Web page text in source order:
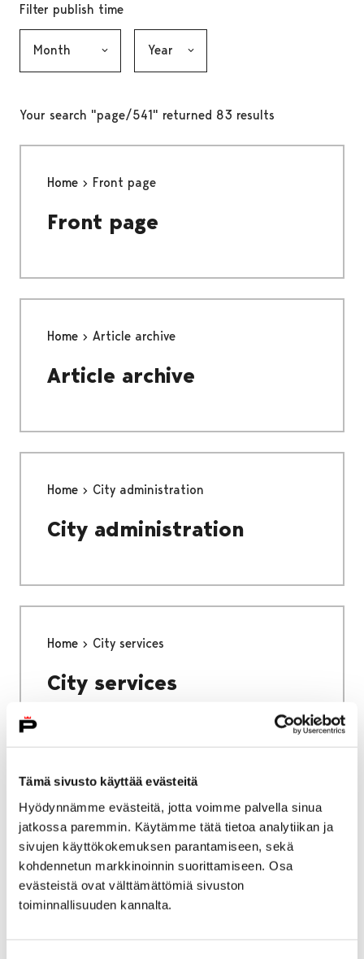
Tämä sivusto käyttää evästeitä
Hyödynnämme evästeitä, jotta voimme palvella sinua
jatkossa paremmin. Käytämme tätä tietoa analytiikan ja
sivujen käyttökokemuksen parantamiseen, sekä
kohdennetun markkinoinnin suorittamiseen. Osa
evästeistä ovat välttämättömiä sivuston
toiminnallisuuden kannalta.
Filter publish time
Your search "page/541" returned 83 results
Home Front page
Front page
Home Article archive
Article archive
Home City administration
City administration
Home City services
City services
Why Pori